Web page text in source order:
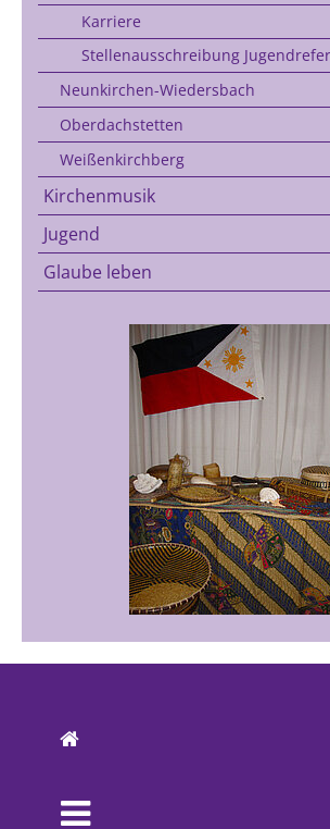
Karriere
Stellenausschreibung
Neunkirchen-Wiedersbach
Oberdachstetten
Weißenkirchberg
Kirchenmusik
Jugend
Glaube leben